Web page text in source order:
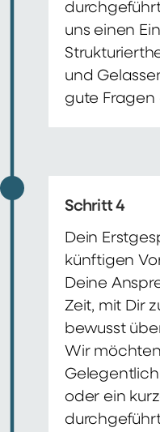
uns einen
und
gute Fragen
Schritt 4
Dein
künftigen
Deine
Zeit, mit Dir
bewusst
Wir
oder ein